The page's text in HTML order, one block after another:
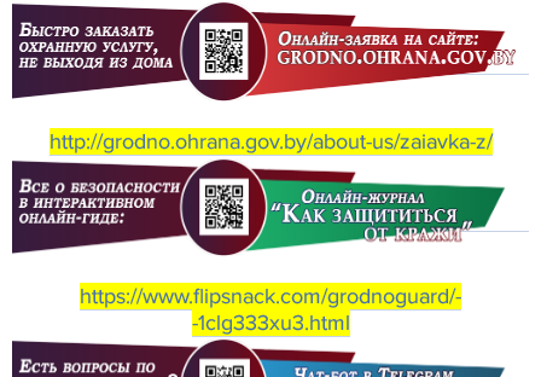
http://grodno.ohrana.gov.by/about-us/zaiavka-z/
https://www.flipsnack.com/grodnoguard/-
-1clg333xu3.html